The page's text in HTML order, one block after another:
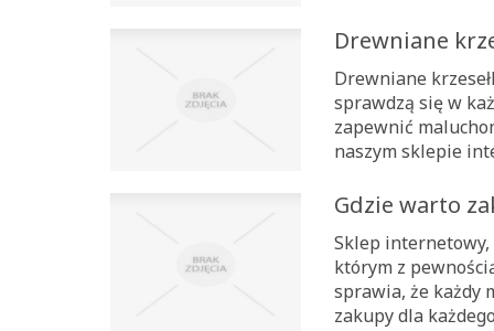
Drewniane
Drewniane
sprawdzą się w
zapewnić
naszym sklepie
Gdzie warto
Sklep
którym z
sprawia, że każdy
zakupy dla